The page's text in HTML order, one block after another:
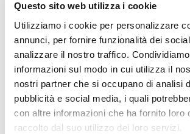
Questo sito web utilizza i cookie
Utilizziamo i cookie per personalizzare
annunci, per fornire funzionalità dei
analizzare il nostro traffico.
informazioni sul modo in cui utilizza il
nostri partner che si occupano di analisi
pubblicità e social media, i quali
con altre informazioni che ha fornito loro
raccolto dal suo utilizzo dei loro servizi.
Powered byIssuu
Optimist N.1